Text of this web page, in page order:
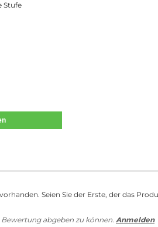
Stufe
Seien Sie der Erste, der das
abgeben zu können. Anmelden